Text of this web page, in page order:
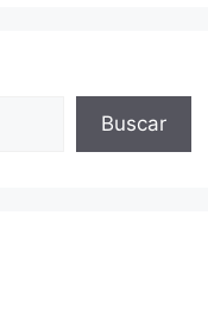
Buscar